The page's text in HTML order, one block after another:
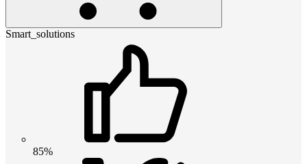
Smart_solutions
85%